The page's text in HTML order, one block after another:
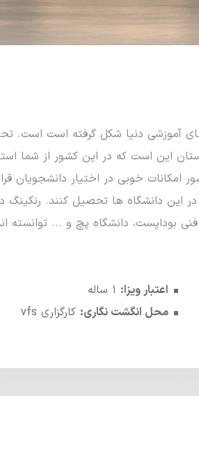
آموزشی دنیا شکل گرفته است است.
این است که در این کشور از شما
امکانات خوبی در اختیار دانشجویان
این دانشگاه ها تحصیل کنند. رنکینگ
بوداپست، دانشگاه پچ و ... توانسته
اعتبار ویزا:
محل انگشت نگاری: کارگزاری vfs